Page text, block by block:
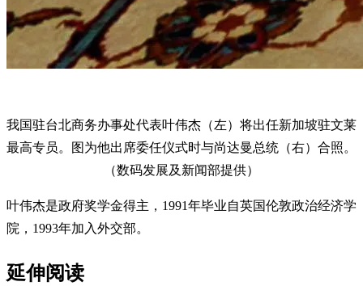
我国驻台北商务办事处代表叶伟杰（左）将出任新加坡驻文莱
最高专员。图为他出席委任仪式时与尚达曼总统（右）合照。
（数码发展及新闻部提供）
叶伟杰是政府奖学金得主，1991年毕业自英国伦敦政治经济学
院，1993年加入外交部。
延伸阅读